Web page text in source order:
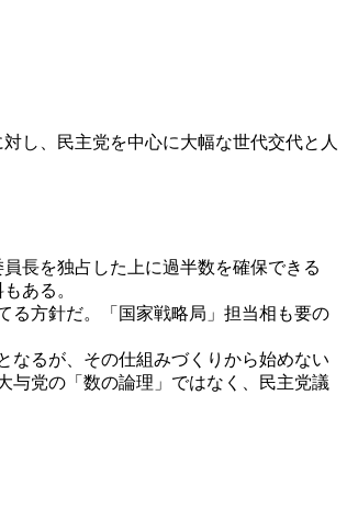
し、民主党を中心に大幅な世代交代と人
長を独占した上に過半数を確保できる
ある。
る方針だ。「国家戦略局」担当相も要の
なるが、その仕組みづくりから始めない
与党の「数の論理」ではなく、民主党議